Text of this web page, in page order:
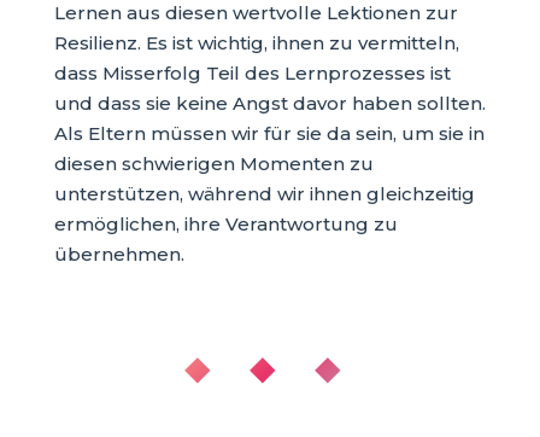
Lernen aus diesen wertvolle Lektionen zur
Resilienz. Es ist wichtig, ihnen zu vermitteln,
dass Misserfolg Teil des Lernprozesses ist
und dass sie keine Angst davor haben sollten.
Als Eltern müssen wir für sie da sein, um sie in
diesen schwierigen Momenten zu
unterstützen, während wir ihnen gleichzeitig
ermöglichen, ihre Verantwortung zu
übernehmen.
◆ ◆ ◆